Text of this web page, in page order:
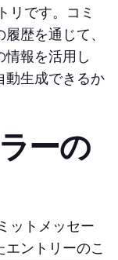
リです。コミ
歴を通じて、
情報を活用し
動生成できるか
ーの
ットメッセー
エントリーのこ